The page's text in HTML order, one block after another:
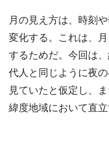
月の見え方は、時刻
変化する。これは、
するためだ。今回は
代人と同じように夜
見ていたと仮定し、
緯度地域において直